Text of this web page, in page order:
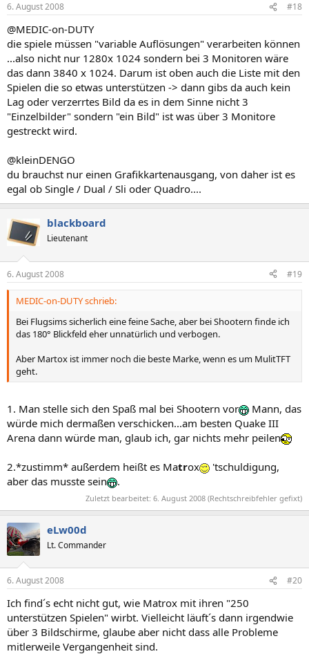
6. August 2008 #18
@MEDIC-on-DUTY
die spiele müssen "variable Auflösungen" verarbeiten können
...also nicht nur 1280x 1024 sondern bei 3 Monitoren wäre
das dann 3840 x 1024. Darum ist oben auch die Liste mit den
Spielen die so etwas unterstützen -> dann gibs da auch kein
Lag oder verzerrtes Bild da es in dem Sinne nicht 3
"Einzelbilder" sondern "ein Bild" ist was über 3 Monitore
gestreckt wird.
@kleinDENGO
du brauchst nur einen Grafikkartenausgang, von daher ist es
egal ob Single / Dual / Sli oder Quadro....
blackboard
Lieutenant
6. August 2008 #19
MEDIC-on-DUTY schrieb:
Bei Flugsims sicherlich eine feine Sache, aber bei Shootern finde ich
das 180° Blickfeld eher unnatürlich und verbogen.
Aber Martox ist immer noch die beste Marke, wenn es um MulitTFT
geht.
1. Man stelle sich den Spaß mal bei Shootern vor
Mann, das
würde mich dermaßen verschicken...am besten Quake III
Arena dann würde man, glaub ich, gar nichts mehr peilen
2.*zustimm* außerdem heißt es Matrox
'tschuldigung,
aber das musste sein
.
Zuletzt bearbeitet: 6. August 2008 (Rechtschreibfehler gefixt)
eLw00d
Lt. Commander
6. August 2008 #20
Ich find´s echt nicht gut, wie Matrox mit ihren "250
unterstützen Spielen" wirbt. Vielleicht läuft´s dann irgendwie
über 3 Bildschirme, glaube aber nicht dass alle Probleme
mitlerweile Vergangenheit sind.